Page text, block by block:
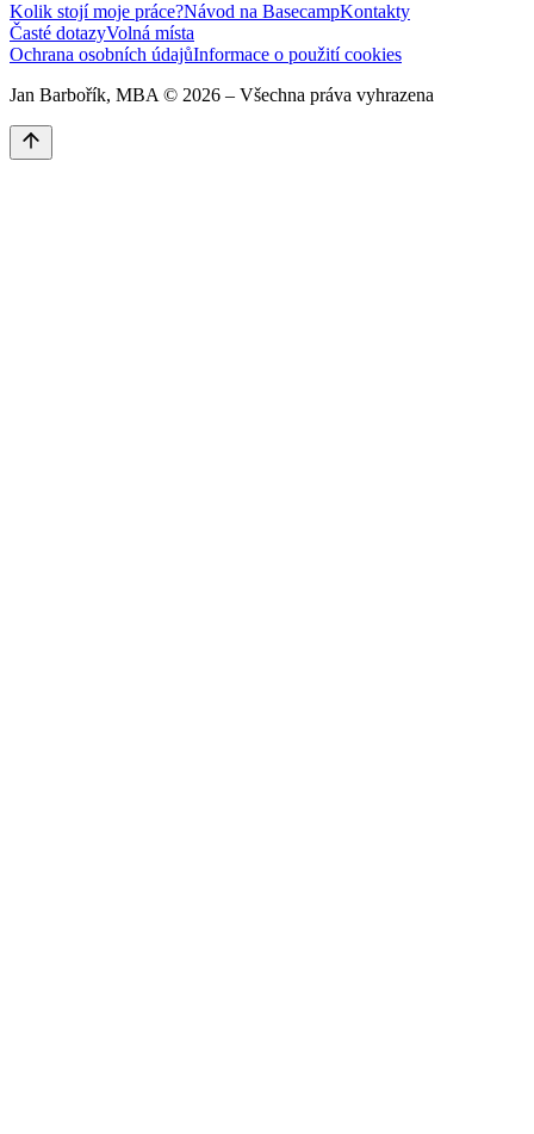
Kolik stojí moje práce?Návod na BasecampKontakty
Časté dotazyVolná místa
Ochrana osobních údajůInformace o použití cookies
Jan Barbořík, MBA © 2026 – Všechna práva vyhrazena